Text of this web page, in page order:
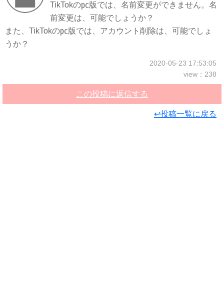
TikTokの㍶版では、名前変更ができません。名
前変更は、可能でしょうか？
また、TikTokの㍶版では、アカウント削除は、可能でしょ
うか？
2020-05-23 17:53:05
view：238
この投稿に返信する
↩投稿一覧に戻る